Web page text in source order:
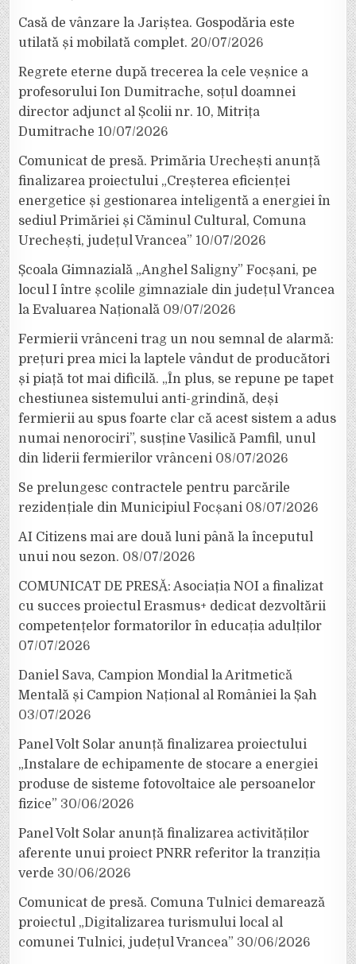
Casă de vânzare la Jariștea. Gospodăria este
utilată și mobilată complet. 20/07/2026
Regrete eterne după trecerea la cele veșnice a
profesorului Ion Dumitrache, soțul doamnei
director adjunct al Școlii nr. 10, Mitrița
Dumitrache 10/07/2026
Comunicat de presă. Primăria Urechești anunță
finalizarea proiectului „Creșterea eficienței
energetice și gestionarea inteligentă a energiei în
sediul Primăriei și Căminul Cultural, Comuna
Urechești, județul Vrancea” 10/07/2026
Școala Gimnazială „Anghel Saligny” Focșani, pe
locul I între școlile gimnaziale din județul Vrancea
la Evaluarea Națională 09/07/2026
Fermierii vrânceni trag un nou semnal de alarmă:
prețuri prea mici la laptele vândut de producători
și piață tot mai dificilă. „În plus, se repune pe tapet
chestiunea sistemului anti-grindină, deși
fermierii au spus foarte clar că acest sistem a adus
numai nenorociri”, susține Vasilică Pamfil, unul
din liderii fermierilor vrânceni 08/07/2026
Se prelungesc contractele pentru parcările
rezidențiale din Municipiul Focșani 08/07/2026
AI Citizens mai are două luni până la începutul
unui nou sezon. 08/07/2026
COMUNICAT DE PRESĂ: Asociația NOI a finalizat
cu succes proiectul Erasmus+ dedicat dezvoltării
competențelor formatorilor în educația adulților
07/07/2026
Daniel Sava, Campion Mondial la Aritmetică
Mentală și Campion Național al României la Șah
03/07/2026
Panel Volt Solar anunță finalizarea proiectului
„Instalare de echipamente de stocare a energiei
produse de sisteme fotovoltaice ale persoanelor
fizice” 30/06/2026
Panel Volt Solar anunță finalizarea activităților
aferente unui proiect PNRR referitor la tranziția
verde 30/06/2026
Comunicat de presă. Comuna Tulnici demarează
proiectul „Digitalizarea turismului local al
comunei Tulnici, județul Vrancea” 30/06/2026